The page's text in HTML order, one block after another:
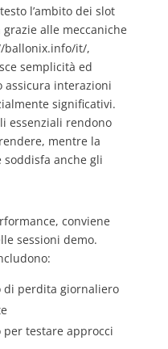
l’ambito dei slot
alle meccaniche
ballonix.info/it/,
semplicità ed
assicura interazioni
significativi.
essenziali rendono
mentre la
soddisfa anche gli
conviene
sessioni demo.
di perdita giornaliero
testare approcci